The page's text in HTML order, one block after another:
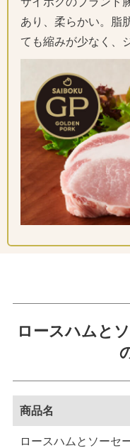
あり、柔らかい。脂
ても縮みが少なく、
ロースハムと
商品名
ロースハムとソーセ